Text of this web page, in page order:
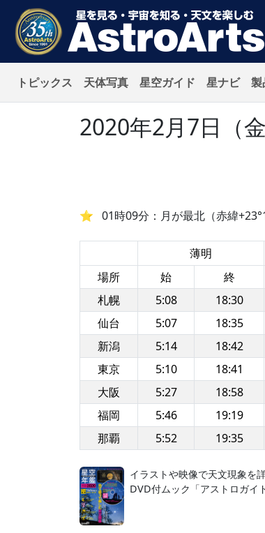
トピックス 天体写真 星空ガイド 星ナビ 製
2020年2月7日（
01時09分：月が最北（赤緯
薄明
場所
始 終
札幌
5:08 18:30
仙台
5:07 18:35
新潟
5:14 18:42
東京
5:10 18:41
大阪
5:27 18:58
福岡
5:46 19:19
那覇
5:52 19:35
イラストや映像で天文現象を
DVD付ムック「アストロガイ